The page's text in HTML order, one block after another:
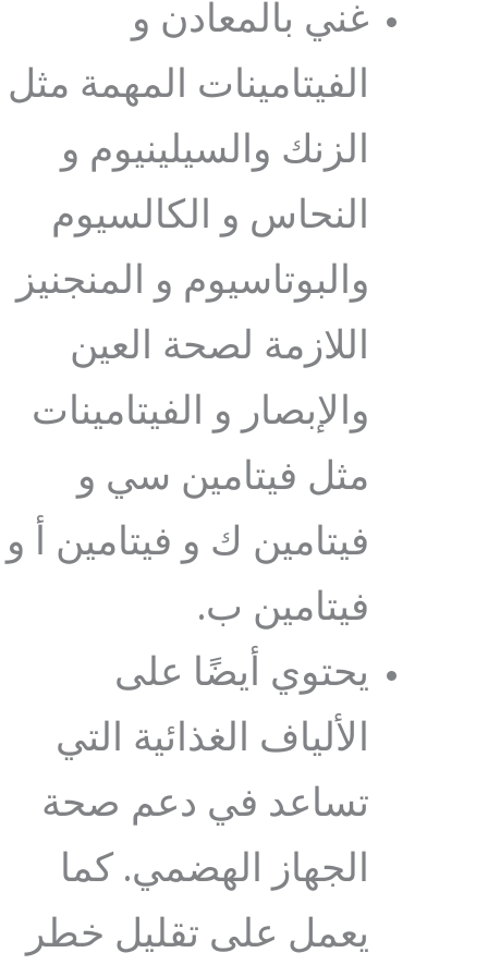
غني بالمعادن و
الفيتامينات المهمة مثل
الزنك والسيلينيوم و
النحاس و الكالسيوم
والبوتاسيوم و المنجنيز
اللازمة لصحة العين
والإبصار و الفيتامينات
مثل فيتامين سي و
فيتامين ك و فيتامين أ و
فيتامين ب.
يحتوي أيضًا على
الألياف الغذائية التي
تساعد في دعم صحة
الجهاز الهضمي. كما
يعمل على تقليل خطر